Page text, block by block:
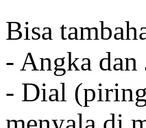
Bisa
- Angka dan
- Dial